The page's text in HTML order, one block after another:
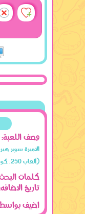
وصف اللعبة:
الاميرة سوبر
(العاب 250. كوم)
كلمات
تاريخ
اضيف